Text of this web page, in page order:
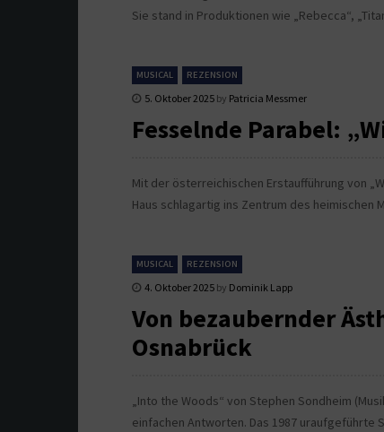
Sie stand in Produktionen wie „Rebecca“,
MUSICAL REZENSION
5. Oktober 2025 by Patricia Messmer
Fesselnde Parabel:
Mit der österreichischen Erstaufführung von
Haus schlagartig ins Zentrum des heimischen
MUSICAL REZENSION
4. Oktober 2025 by Dominik Lapp
Von bezaubernder
Osnabrück
„Into the Woods“ von Stephen Sondheim
einfachen Antworten. Das 1987 uraufgeführte